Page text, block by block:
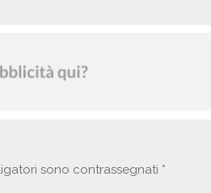
sono contrassegnati *